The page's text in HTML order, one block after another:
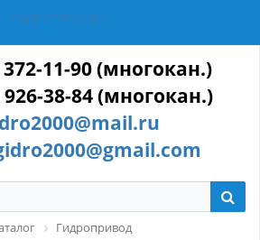
ГИДРОТЕХМАШ
372-11-90 (многокан.)
926-38-84 (многокан.)
Гидропривод